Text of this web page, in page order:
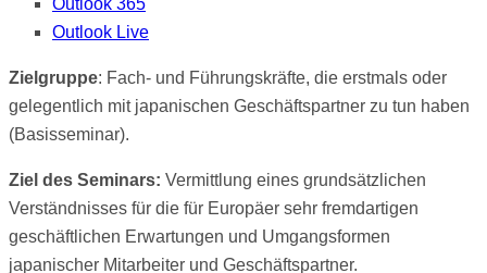
Outlook 365
Outlook Live
Zielgruppe: Fach- und Führungskräfte, die erstmals oder
gelegentlich mit japanischen Geschäftspartner zu tun haben
(Basisseminar).
Ziel des Seminars: Vermittlung eines grundsätzlichen
Verständnisses für die für Europäer sehr fremdartigen
geschäftlichen Erwartungen und Umgangsformen
japanischer Mitarbeiter und Geschäftspartner.